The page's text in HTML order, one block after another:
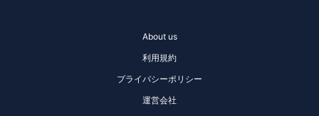
About us
利用規約
プライバシーポリシー
運営会社